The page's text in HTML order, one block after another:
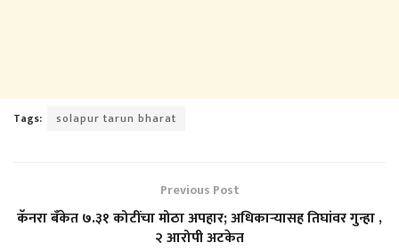
Tags: solapur tarun bharat
Previous Post
कॅनरा बँकेत ७.३१ कोटींचा मोठा अपहार; अधिकाऱ्यासह तिघांवर गुन्हा ,
२ आरोपी अटकेत